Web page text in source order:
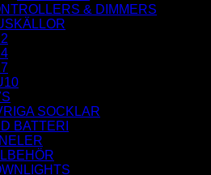
& DIMMERS
SOCKLAR
BATTERI